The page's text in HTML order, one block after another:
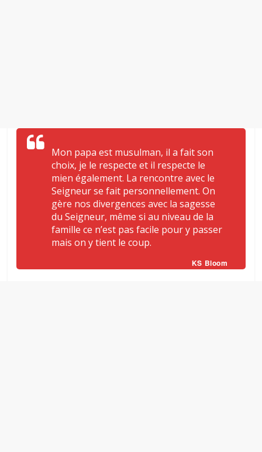
Mon papa est musulman, il a fait son
choix, je le respecte et il respecte le
mien également. La rencontre avec le
Seigneur se fait personnellement. On
gère nos divergences avec la sagesse
du Seigneur, même si au niveau de la
famille ce n’est pas facile pour y passer
mais on y tient le coup.
KS Bloom